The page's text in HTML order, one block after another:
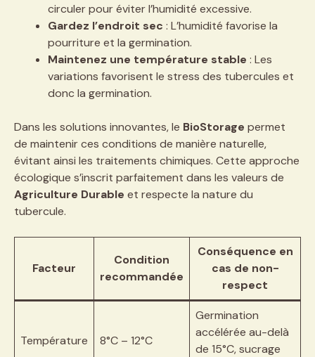
circuler pour éviter l’humidité excessive.
Gardez l’endroit sec : L’humidité favorise la
pourriture et la germination.
Maintenez une température stable : Les
variations favorisent le stress des tubercules et
donc la germination.
Dans les solutions innovantes, le BioStorage permet
de maintenir ces conditions de manière naturelle,
évitant ainsi les traitements chimiques. Cette approche
écologique s’inscrit parfaitement dans les valeurs de
Agriculture Durable et respecte la nature du
tubercule.
Facteur
Condition
recommandée
Conséquence en
cas de non-
respect
Température 8°C – 12°C
Germination
accélérée au-delà
de 15°C, sucrage